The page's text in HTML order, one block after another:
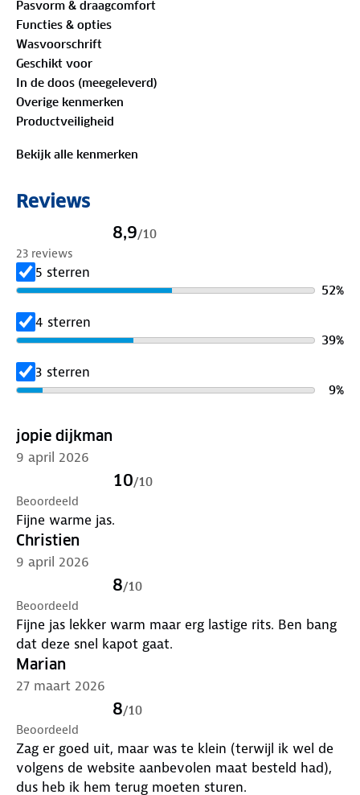
Pasvorm & draagcomfort
Functies & opties
Wasvoorschrift
Geschikt voor
In de doos (meegeleverd)
Overige kenmerken
Productveiligheid
Bekijk alle kenmerken
Reviews
8,9/10
23 reviews
5 sterren
52%
4 sterren
39%
3 sterren
9%
jopie dijkman
9 april 2026
10/10
Beoordeeld
Fijne warme jas.
Christien
9 april 2026
8/10
Beoordeeld
Fijne jas lekker warm maar erg lastige rits. Ben bang
dat deze snel kapot gaat.
Marian
27 maart 2026
8/10
Beoordeeld
Zag er goed uit, maar was te klein (terwijl ik wel de
volgens de website aanbevolen maat besteld had),
dus heb ik hem terug moeten sturen.